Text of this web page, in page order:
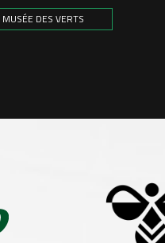
MUSÉE DES VERTS